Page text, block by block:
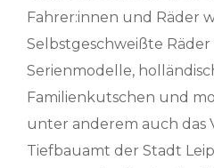
Fahrer:innen und Räder
Selbstgeschweißte
Serienmodelle,
Familienkutschen und
unter anderem auch das
Tiefbauamt der Stadt